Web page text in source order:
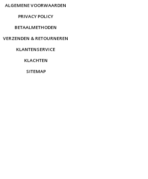
ALGEMENE VOORWAARDEN
PRIVACY POLICY
BETAALMETHODEN
VERZENDEN & RETOURNEREN
KLANTENSERVICE
KLACHTEN
SITEMAP